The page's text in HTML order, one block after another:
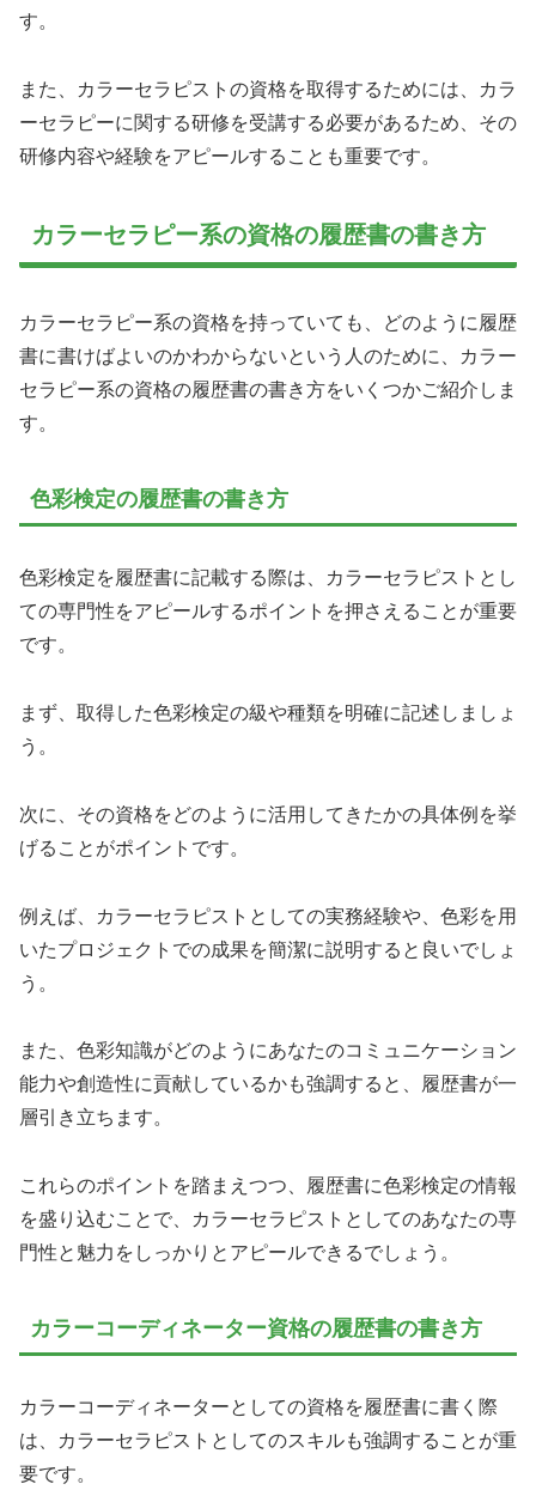
す。
また、カラーセラピストの資格を取得するためには、カラ
ーセラピーに関する研修を受講する必要があるため、その
研修内容や経験をアピールすることも重要です。
カラーセラピー系の資格の履歴書の書き方
カラーセラピー系の資格を持っていても、どのように履歴
書に書けばよいのかわからないという人のために、カラー
セラピー系の資格の履歴書の書き方をいくつかご紹介しま
す。
色彩検定の履歴書の書き方
色彩検定を履歴書に記載する際は、カラーセラピストとし
ての専門性をアピールするポイントを押さえることが重要
です。
まず、取得した色彩検定の級や種類を明確に記述しましょ
う。
次に、その資格をどのように活用してきたかの具体例を挙
げることがポイントです。
例えば、カラーセラピストとしての実務経験や、色彩を用
いたプロジェクトでの成果を簡潔に説明すると良いでしょ
う。
また、色彩知識がどのようにあなたのコミュニケーション
能力や創造性に貢献しているかも強調すると、履歴書が一
層引き立ちます。
これらのポイントを踏まえつつ、履歴書に色彩検定の情報
を盛り込むことで、カラーセラピストとしてのあなたの専
門性と魅力をしっかりとアピールできるでしょう。
カラーコーディネーター資格の履歴書の書き方
カラーコーディネーターとしての資格を履歴書に書く際
は、カラーセラピストとしてのスキルも強調することが重
要です。